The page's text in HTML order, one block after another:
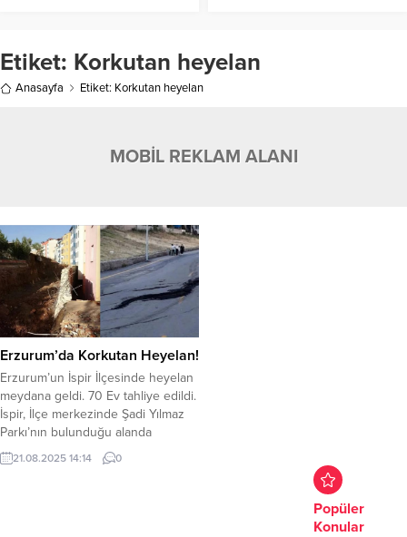
Etiket: Korkutan heyelan
Anasayfa Etiket: Korkutan heyelan
MOBİL REKLAM ALANI
Erzurum’da Korkutan Heyelan!
Erzurum’un İspir İlçesinde heyelan
meydana geldi. 70 Ev tahliye edildi.
İspir, İlçe merkezinde Şadi Yılmaz
Parkı’nın bulunduğu alanda
meydana gelen heyelan, korku ve
paniğe neden oldu. 70 ev için
21.08.2025 14:14 0
Popüler
Konular